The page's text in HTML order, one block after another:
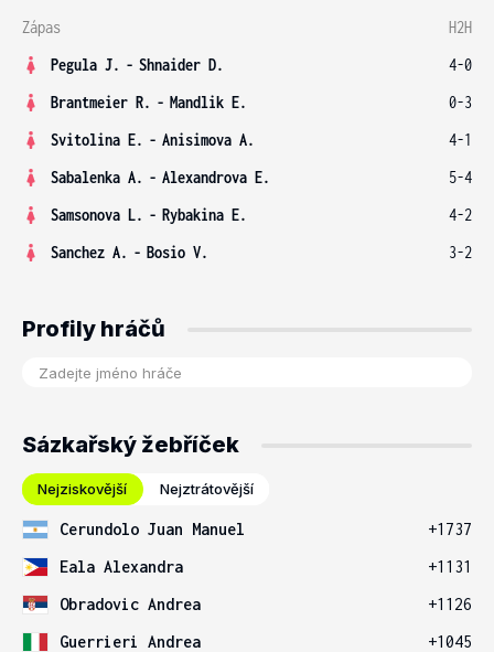
Zápas
H2H
Pegula J. - Shnaider D.
4-0
Brantmeier R. - Mandlik E.
0-3
Svitolina E. - Anisimova A.
4-1
Sabalenka A. - Alexandrova E.
5-4
Samsonova L. - Rybakina E.
4-2
Sanchez A. - Bosio V. 3-2
Profily hráčů
Sázkařský žebříček
Nejziskovější Nejztrátovější
Cerundolo Juan Manuel
+1737
Eala Alexandra
+1131
Obradovic Andrea
+1126
Guerrieri Andrea
+1045